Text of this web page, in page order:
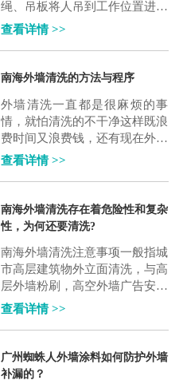
绳、吊板将人吊到工作位置进行
清洗。这种方式比较简单，成本
也低，只要工人身体素质好、绳
查看详情 >>
南海外墙清洗的方法与程序
外墙清洗一直都是很麻烦的事
情，就怕清洗的不干净这样既浪
费时间又浪费钱，还有现在外墙
清洗的种类也比较多，有清洗外
查看详情 >>
南海外墙清洗存在着危险性和复杂
性，为何还要清洗?
南海外墙清洗注意事项一般指城
市高层建筑物外立面清洗，与高
层外墙粉刷，高空外墙广告安装
拆除等都属于高空功课范畴，也
是清洗公司常项服务。 建筑物
查看详情 >>
广州蜘蛛人外墙涂料如何防护外墙
补漏的？